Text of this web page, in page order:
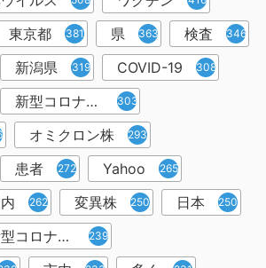
東京都 381 県 363 検査 346
新潟県 319 COVID-19 308
新型コロナウィルス感染症 303
オミクロン株 293
患者 272 Yahoo 265
262 変異株 250 日本 250
新型コロナウイルスワクチン 239